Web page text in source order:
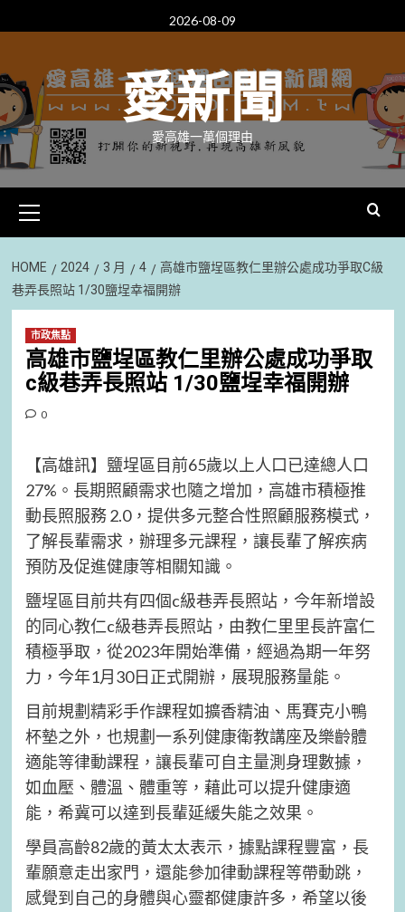
to
2026-08-09
愛新聞
愛高雄一萬個理由
Menu
HOME 2024 3 月 4
高雄市鹽埕區教仁里辦公處成功爭取C級
巷弄長照站 1/30鹽埕幸福開辦
市政焦點
高雄市鹽埕區教仁里辦公處成功爭取
c級巷弄長照站 1/30鹽埕幸福開辦
0
【高雄訊】鹽埕區目前65歲以上人口已達總人口
27%。長期照顧需求也隨之增加，高雄市積極推
動長照服務 2.0，提供多元整合性照顧服務模式，
了解長輩需求，辦理多元課程，讓長輩了解疾病
預防及促進健康等相關知識。
鹽埕區目前共有四個c級巷弄長照站，今年新增設
的同心教仁c級巷弄長照站，由教仁里里長許富仁
積極爭取，從2023年開始準備，經過為期一年努
力，今年1月30日正式開辦，展現服務量能。
目前規劃精彩手作課程如擴香精油、馬賽克小鴨
杯墊之外，也規劃一系列健康衛教講座及樂齡體
適能等律動課程，讓長輩可自主量測身理數據，
如血壓、體溫、體重等，藉此可以提升健康適
能，希冀可以達到長輩延緩失能之效果。
學員高齡82歲的黃太太表示，據點課程豐富，長
輩願意走出家門，還能參加律動課程等帶動跳，
感覺到自己的身體與心靈都健康許多，希望以後